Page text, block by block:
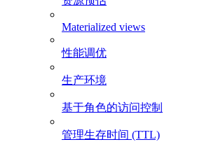
Materialized views
性能调优
生产环境
基于角色的访问控制
管理生存时间 (TTL)